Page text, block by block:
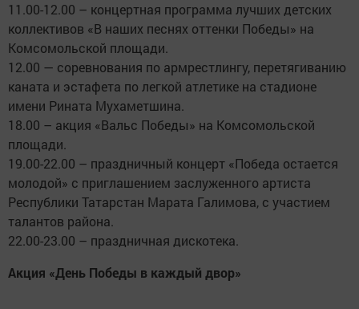
11.00-12.00 – концертная программа лучших детских
коллективов «В наших песнях оттенки Победы» на
Комсомольской площади.
12.00 — соревнования по армрестлингу, перетягиванию
каната и эстафета по легкой атлетике на стадионе
имени Рината Мухаметшина.
18.00 – акция «Вальс Победы» на Комсомольской
площади.
19.00-22.00 – праздничный концерт «Победа остается
молодой» с приглашением заслуженного артиста
Республики Татарстан Марата Галимова, с участием
талантов района.
22.00-23.00 – праздничная дискотека.
Акция «День Победы в каждый двор»